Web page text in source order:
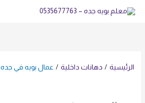
تخطي
الرئيسية دهانات داخلية عمال بويه في جده